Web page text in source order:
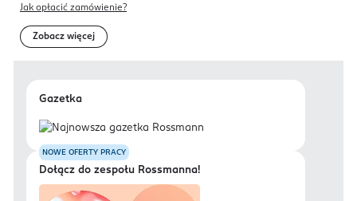
Jak opłacić zamówienie?
Zobacz więcej
Gazetka
NOWE OFERTY PRACY
Dołącz do zespołu Rossmanna!